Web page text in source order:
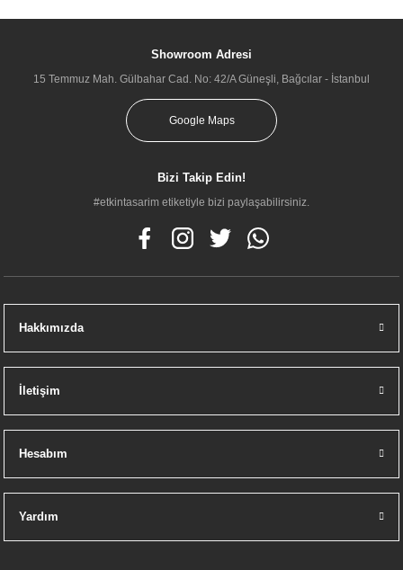
Showroom Adresi
15 Temmuz Mah. Gülbahar Cad. No: 42/A Güneşli, Bağcılar - İstanbul
Google Maps
Bizi Takip Edin!
#etkintasarim etiketiyle bizi paylaşabilirsiniz.
Hakkımızda
İletişim
Hesabım
Yardım